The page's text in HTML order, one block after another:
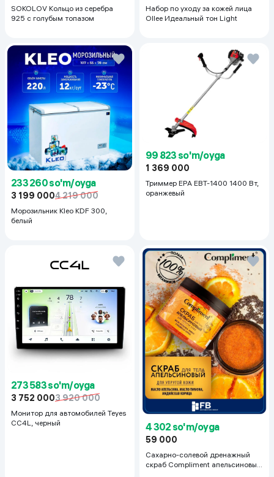
SOKOLOV Кольцо из серебра
925 с голубым топазом
Набор по уходу за кожей лица
Ollee Идеальный тон Light
233 260 so'm/oyga
3 199 0004 219 000
Морозильник Kleo KDF 300,
белый
99 823 so'm/oyga
1 369 000
Триммер EPA EBT-1400 1400 Вт,
оранжевый
273 583 so'm/oyga
3 752 0003 920 000
Монитор для автомобилей Teyes
CC4L, черный
4 302 so'm/oyga
59 000
Сахарно-солевой дренажный
скраб Compliment апельсиновый